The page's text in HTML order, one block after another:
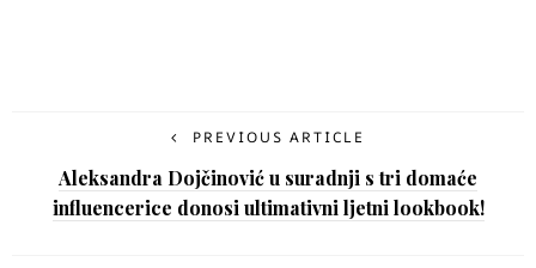
PREVIOUS ARTICLE
Aleksandra Dojčinović u suradnji s tri domaće
influencerice donosi ultimativni ljetni lookbook!